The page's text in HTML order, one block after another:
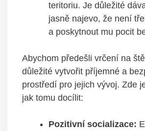
teritoriu.⁣ Je důležité
jasně najevo, že není
a poskytnout mu pocit
Abychom předešli ‌vrčení na
důležité vytvořit‍ příjemné a
⁢prostředí pro ‌jejich vývoj. Zde
⁣jak ‍tomu‌ docílit:
Pozitivní socializace: